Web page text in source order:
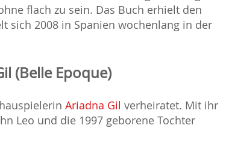
flach zu sein. Das Buch erhielt den
sich 2008 in Spanien wochenlang in der
(Belle Epoque)
Ariadna Gil verheiratet. Mit ihr
Leo und die 1997 geborene Tochter